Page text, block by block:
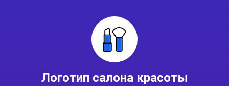
Логотип салона красоты